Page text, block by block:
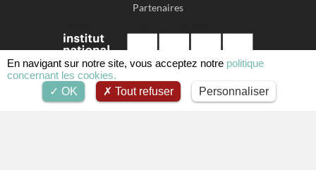
Partenaires
En navigant sur notre site, vous acceptez notre politique
concernant les cookies.
OK
Tout refuser Personnaliser